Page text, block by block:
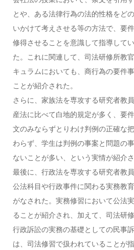
とや、ある法律行為の法的性格をど
いかけて考えさせる等の方法で、要
修得させることを意識して指導して
た。これに関連して、司法研修所教
キュラムにおいても、商行為の要件
ことが紹介された。
さらに、家族法を専攻する研究者教
産法に比べて白地的規定が多く、要
文のみならずとりわけ判例の正確な
わらず、学生は判例の事案と問題の
ないことが多い、という実情が紹介さ
最後に、行政法を専攻する研究者教
公法科目や行政事件に関わる実務教
がなされた。実務修習において公法
ることが紹介され、加えて、司法研
行政訴訟の実務の基礎としての民事
は、司法修習で扱われていることが